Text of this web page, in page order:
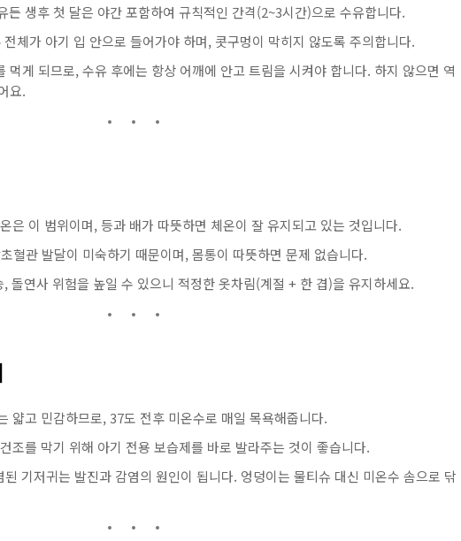
든 생후 첫 달은 야간 포함하여 규칙적인 간격(2~3시간)으로 수유합니다.
전체가 아기 입 안으로 들어가야 하며, 콧구멍이 막히지 않도록 주의합니다.
먹게 되므로, 수유 후에는 항상 어깨에 안고 트림을 시켜야 합니다. 하지 않으면 역
요.
은 이 범위이며, 등과 배가 따뜻하면 체온이 잘 유지되고 있는 것입니다.
혈관 발달이 미숙하기 때문이며, 몸통이 따뜻하면 문제 없습니다.
돌연사 위험을 높일 수 있으니 적정한 옷차림(계절 + 한 겹)을 유지하세요.
얇고 민감하므로, 37도 전후 미온수로 매일 목욕해줍니다.
조를 막기 위해 아기 전용 보습제를 바로 발라주는 것이 좋습니다.
된 기저귀는 발진과 감염의 원인이 됩니다. 엉덩이는 물티슈 대신 미온수 솜으로 닦